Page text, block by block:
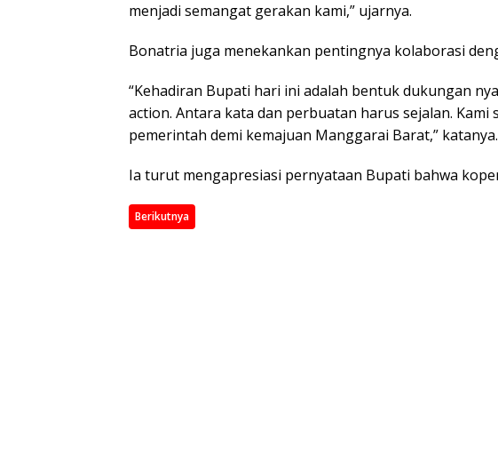
menjadi semangat gerakan kami,” ujarnya.
Bonatria juga menekankan pentingnya kolaborasi
“Kehadiran Bupati hari ini adalah bentuk dukungan
action. Antara kata dan perbuatan harus sejalan.
pemerintah demi kemajuan Manggarai Barat,” katanya.
Ia turut mengapresiasi pernyataan Bupati bahwa
Berikutnya